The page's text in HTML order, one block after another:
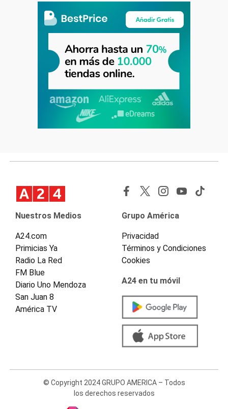
Nuestros Medios
A24.com
Primicias Ya
Radio La Red
FM Blue
Diario Uno Mendoza
San Juan 8
América TV
Grupo América
Privacidad
Términos y Condiciones
Cookies
A24 en tu móvil
© Copyright 2024 GRUPO AMERICA – Todos
los derechos reservados